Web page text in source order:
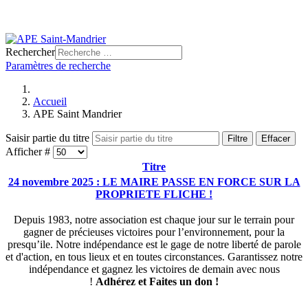
Rechercher
Paramètres de recherche
Accueil
APE Saint Mandrier
Saisir partie du titre Filtre Effacer
Afficher #
Titre
24 novembre 2025 : LE MAIRE PASSE EN FORCE SUR LA
PROPRIETE FLICHE !
Depuis 1983, notre association est chaque jour sur le terrain pour
gagner de précieuses victoires pour l’environnement, pour la
presqu’ile. Notre indépendance est le gage de notre liberté de parole
et d'action, en tous lieux et en toutes circonstances. Garantissez notre
indépendance et gagnez les victoires de demain avec nous
! Adhérez et Faites un don !